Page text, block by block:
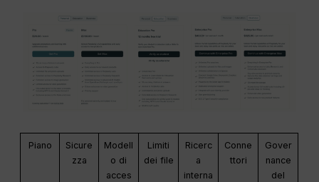
Piano
Sicure
zza
Modell
o di
acces
Limiti
dei file
Ricerc
a
interna
Conne
ttori
Gover
nance
del